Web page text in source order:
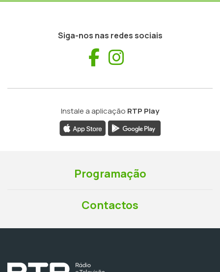
Siga-nos nas redes sociais
Facebook
Instale a aplicação RTP Play
Programação
Contactos